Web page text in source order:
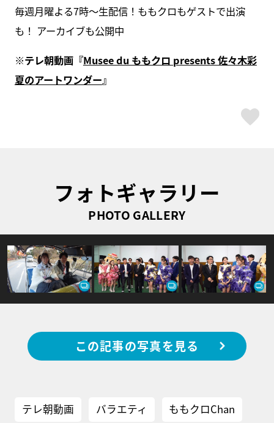
毎週月曜よる7時〜生配信！ももクロもゲストで出演
も！ アーカイブも公開中
※テレ朝動画『Musee du ももクロ presents 佐々木彩
夏のアートワンダー』
フォトギャラリー
PHOTO GALLERY
この記事の写真を見る
テレ朝動画 バラエティ ももクロChan